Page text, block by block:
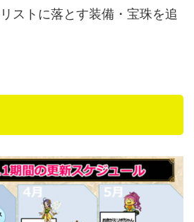
ストに落とす装備・宝珠を追